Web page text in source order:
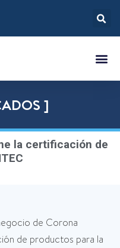
]
la certificación de
de Corona
de productos para la